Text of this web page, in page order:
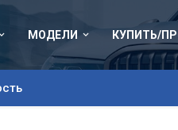
МОДЕЛИ КУПИТЬ/